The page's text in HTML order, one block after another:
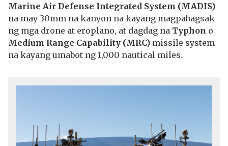
Marine Air Defense Integrated System (MADIS)
na may 30mm na kanyon na kayang magpabagsak
ng mga drone at eroplano, at dagdag na Typhon o
Medium Range Capability (MRC) missile system
na kayang umabot ng 1,000 nautical miles.